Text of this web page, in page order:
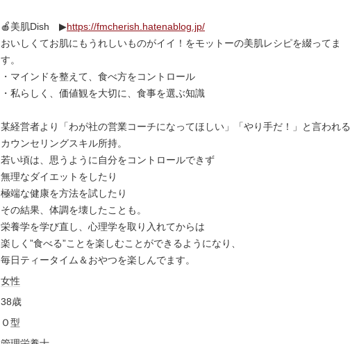
🍎美肌Dish ▶https://fmcherish.hatenablog.jp/
おいしくてお肌にもうれしいものがイイ！をモットーの美肌レシピを綴ってま
す。
・マインドを整えて、食べ方をコントロール
・私らしく、価値観を大切に、食事を選ぶ知識
某経営者より「わが社の営業コーチになってほしい」「やり手だ！」と言われる
カウンセリングスキル所持。
若い頃は、思うように自分をコントロールできず
無理なダイエットをしたり
極端な健康を方法を試したり
その結果、体調を壊したことも。
栄養学を学び直し、心理学を取り入れてからは
楽しく”食べる”ことを楽しむことができるようになり、
毎日ティータイム＆おやつを楽しんでます。
女性
38歳
Ｏ型